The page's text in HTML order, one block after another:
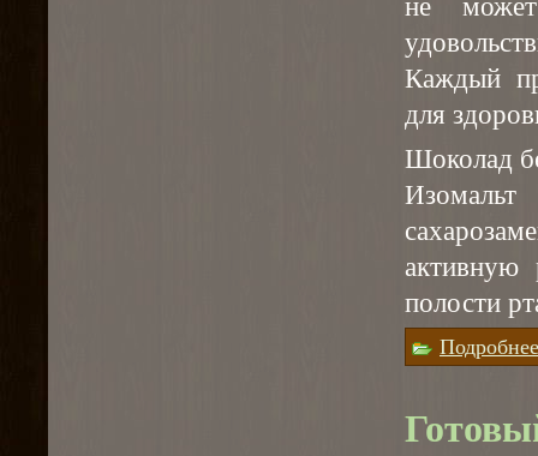
Каждый
для
Шоколад
активную
полости
Подробнее